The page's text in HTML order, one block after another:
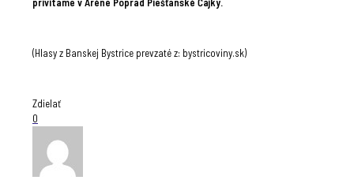
privítame v Aréne Poprad Piešťanské Čajky.
(Hlasy z Banskej Bystrice prevzaté z: bystricoviny.sk)
Zdielať
0